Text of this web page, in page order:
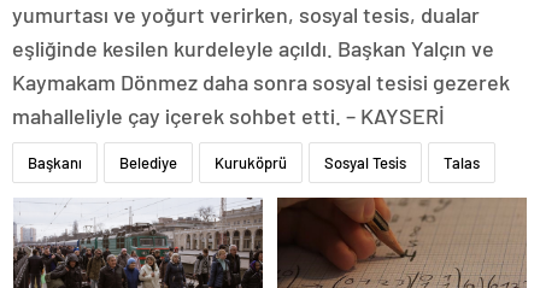
yumurtası ve yoğurt verirken, sosyal tesis, dualar
eşliğinde kesilen kurdeleyle açıldı. Başkan Yalçın ve
Kaymakam Dönmez daha sonra sosyal tesisi gezerek
mahalleliyle çay içerek sohbet etti. – KAYSERİ
Başkanı Belediye Kuruköprü Sosyal Tesis Talas